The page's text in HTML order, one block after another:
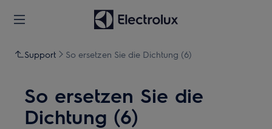
Support So ersetzen Sie die Dichtung (6)
So ersetzen Sie die
Dichtung (6)